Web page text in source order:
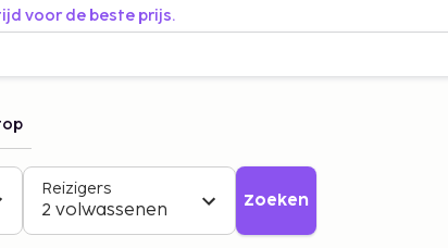
voor de beste prijs.
Reizigers
2 volwassenen Zoeken